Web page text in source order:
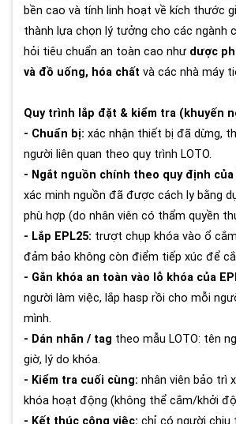
bền cao và tính linh hoạt về kích thước
thành lựa chọn lý tưởng cho các ngành
hỏi tiêu chuẩn an toàn cao như dược
và đồ uống, hóa chất và các nhà máy
Quy trình lắp đặt & kiểm tra (khuyến
- Chuẩn bị: xác nhận thiết bị đã dừng,
người liên quan theo quy trình LOTO.
- Ngắt nguồn chính theo quy định
xác minh nguồn đã được cách ly bằng
phù hợp (do nhân viên có thẩm quyền
- Lắp EPL25: trượt chụp khóa vào ổ
đảm bảo không còn điểm tiếp xúc để
- Gắn khóa an toàn vào lỗ khóa của
người làm việc, lắp hasp rồi cho mỗi
mình.
- Dán nhãn / tag theo mẫu LOTO: tên
giờ, lý do khóa.
- Kiểm tra cuối cùng: nhân viên bảo trì
khóa hoạt động (không thể cắm/khởi